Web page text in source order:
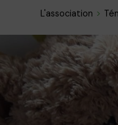
L'association